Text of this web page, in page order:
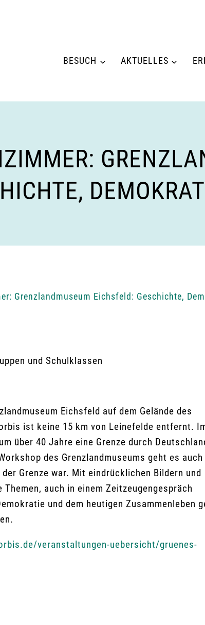
BESUCH AKTUELLES
Grenzlandmuseum Eichsfeld: Geschichte,
und Schulklassen
Eichsfeld auf dem Gelände des
ist keine 15 km von Leinefelde entfernt.
über 40 Jahre eine Grenze durch
des Grenzlandmuseums geht es auch
Grenze war. Mit eindrücklichen Bildern und
auch in einem Zeitzeugengespräch
und dem heutigen Zusammenleben
veranstaltungen-uebersicht/gruenes-